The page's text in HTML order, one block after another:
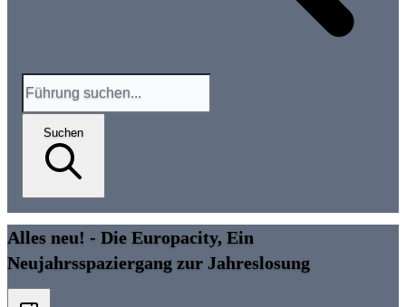
Suchen
Alles neu! - Die Europacity, Ein
Neujahrsspaziergang zur Jahreslosung